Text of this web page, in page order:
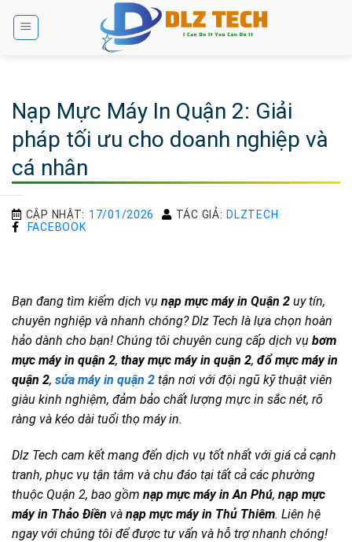
Nạp Mực Máy In Quận 2: Giải
pháp tối ưu cho doanh nghiệp và
cá nhân
CẬP NHẬT: 17/01/2026 TÁC GIẢ: DLZTECH
FACEBOOK
Bạn đang tìm kiếm dịch vụ nạp mực máy in Quận 2 uy tín,
chuyên nghiệp và nhanh chóng? Dlz Tech là lựa chọn hoàn
hảo dành cho bạn! Chúng tôi chuyên cung cấp dịch vụ bơm
mực máy in quận 2, thay mực máy in quận 2, đổ mực máy in
quận 2, sửa máy in quận 2 tận nơi với đội ngũ kỹ thuật viên
giàu kinh nghiệm, đảm bảo chất lượng mực in sắc nét, rõ
ràng và kéo dài tuổi thọ máy in.
Dlz Tech cam kết mang đến dịch vụ tốt nhất với giá cả cạnh
tranh, phục vụ tận tâm và chu đáo tại tất cả các phường
thuộc Quận 2, bao gồm nạp mực máy in An Phú, nạp mực
máy in Thảo Điền và nạp mực máy in Thủ Thiêm. Liên hệ
ngay với chúng tôi để được tư vấn và hỗ trợ nhanh chóng!